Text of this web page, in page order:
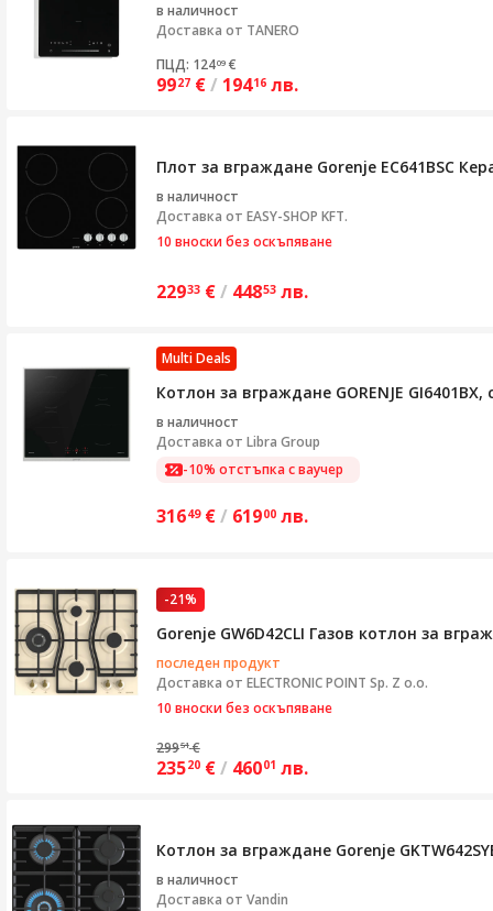
в наличност
Доставка от TANERO
ПЦД: 12409 €
9927 €/ 19416 лв.
Плот за вграждане Gorenje EC641BSC
в наличност
Доставка от EASY-SHOP KFT.
10 вноски без оскъпяване
22933 €/ 44853 лв.
Multi Deals
Котлон за вграждане GORENJE
в наличност
Доставка от Libra Group
-10% отстъпка с ваучер
31649 €/ 61900 лв.
-21%
Gorenje GW6D42CLI Газов котлон за
последен продукт
Доставка от ELECTRONIC POINT Sp. Z o.o.
10 вноски без оскъпяване
29951 €
23520 €/ 46001 лв.
Котлон за вграждане Gorenje
в наличност
Доставка от Vandin